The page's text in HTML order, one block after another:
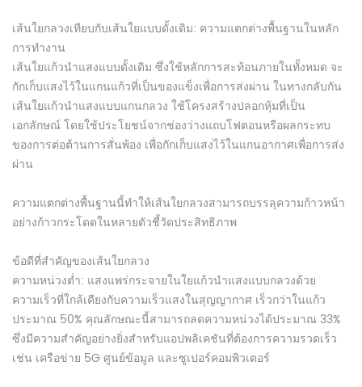
เส้นใยกลวงเทียบกับเส้นใยแบบดั้งเดิม: ความแตกต่างพื้นฐานในหลัก
การทำงาน
เส้นใยแก้วนำแสงแบบดั้งเดิม ซึ่งใช้หลักการสะท้อนภายในทั้งหมด จะ
กักเก็บแสงไว้ในแกนแก้วที่เป็นของแข็งเพื่อการส่งผ่าน ในทางกลับกัน
เส้นใยแก้วนำแสงแบบแกนกลวง ใช้โครงสร้างปลอกหุ้มที่เป็น
เอกลักษณ์ โดยใช้ประโยชน์จากช่องว่างแถบโฟตอนหรือผลกระทบ
ของการต่อต้านการสั่นพ้อง เพื่อกักเก็บแสงไว้ในแกนอากาศเพื่อการส่ง
ผ่าน
ความแตกต่างพื้นฐานนี้ทำให้เส้นใยกลวงสามารถบรรลุความก้าวหน้า
อย่างก้าวกระโดดในหลายตัวชี้วัดประสิทธิภาพ
ข้อดีที่สำคัญของเส้นใยกลวง
ความหน่วงต่ำ: แสงแพร่กระจายในใยแก้วนำแสงแบบกลวงด้วย
ความเร็วที่ใกล้เคียงกับความเร็วแสงในสุญญากาศ เร็วกว่าในแก้ว
ประมาณ 50% คุณลักษณะนี้สามารถลดความหน่วงได้ประมาณ 33%
ซึ่งมีความสำคัญอย่างยิ่งสำหรับแอปพลิเคชันที่ต้องการความรวดเร็ว
เช่น เครือข่าย 5G ศูนย์ข้อมูล และซูเปอร์คอมพิวเตอร์